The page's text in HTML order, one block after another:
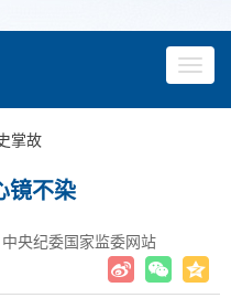
掌故
镜不染
央纪委国家监委网站